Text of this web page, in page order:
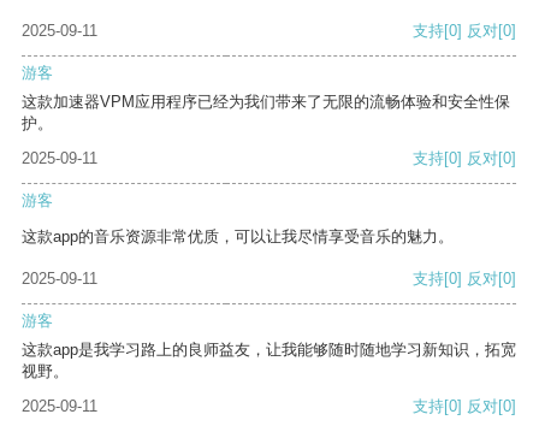
2025-09-11 支持[0] 反对[0]
游客
这款加速器VPM应用程序已经为我们带来了无限的流畅体验和安全性保
护。
2025-09-11
支持[0] 反对[0]
游客
这款app的音乐资源非常优质，可以让我尽情享受音乐的魅力。
2025-09-11 支持[0] 反对[0]
游客
这款app是我学习路上的良师益友，让我能够随时随地学习新知识，拓宽
视野。
2025-09-11
支持[0] 反对[0]